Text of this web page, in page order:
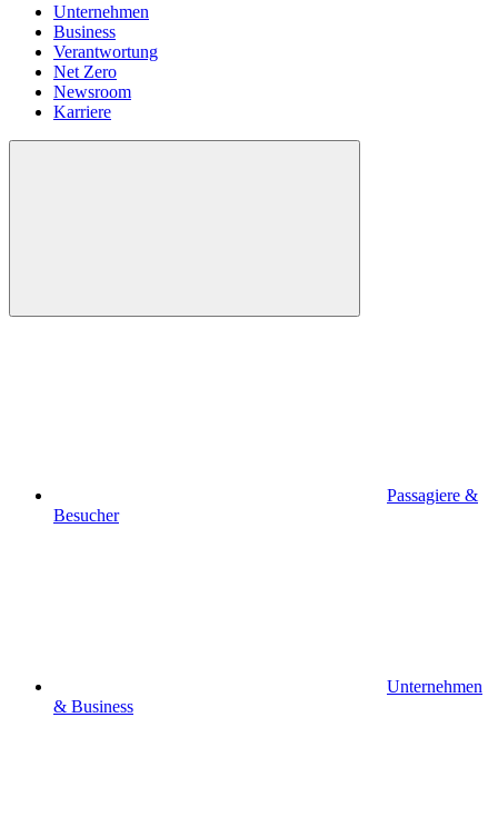
Unternehmen
Business
Verantwortung
Net Zero
Newsroom
Karriere
Passagiere &
Besucher
Unternehmen
& Business